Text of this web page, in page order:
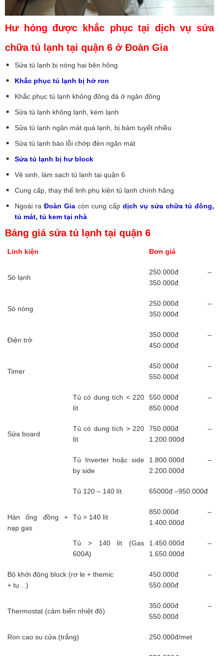
Hư hỏng được khắc phục tại dịch vụ sửa
chữa tủ lạnh tại quận 6 ở Đoàn Gia
Sửa tủ lạnh bị nóng hai bên hông
Khắc phục tủ lạnh bị hở ron
Khắc phục tủ lạnh không đông đá ở ngăn đông
Sửa tủ lạnh không lạnh, kém lạnh
Sửa tủ lạnh ngăn mát quá lạnh, bị bám tuyết nhiều
Sửa tủ lạnh báo lỗi chớp đèn ngăn mát
Sửa tủ lạnh bị hư block
Vệ sinh, làm sạch tủ lạnh tại quận 6
Cung cấp, thay thế linh phụ kiện tủ lạnh chính hãng
Ngoài ra Đoàn Gia còn cung cấp dịch vụ sửa chữa tủ đông,
tủ mát, tủ kem tại nhà
Bảng giá sửa tủ lạnh tại quận 6
Linh kiện Đơn giá
Sò lạnh
250.000đ –
350.000đ
Sò nóng
250.000đ –
350.000đ
Điện trở
350.000đ –
450.000đ
Timer
450.000đ –
550.000đ
Sửa board
Tủ có dung tích < 220
lít
550.000đ –
850.000đ
Tủ có dung tích > 220
lít
750.000đ –
1.200.000đ
Tủ Inverter hoặc side
by side
1.800.000đ –
2.200.000đ
Hàn ống đồng +
nạp gas
Tủ 120 – 140 lít 65000đ –950.000đ
Tủ > 140 lít
850.000đ –
1.400.000đ
Tủ > 140 lít (Gas
600A)
1.450.000đ –
1.650.000đ
Bộ khởi động block (rơ le + themic
+ tụ…)
450.000đ –
550.000đ
Thermostat (cảm biến nhiệt độ)
350.000đ –
550.000đ
Ron cao su cửa (trắng) 250.000đ/met